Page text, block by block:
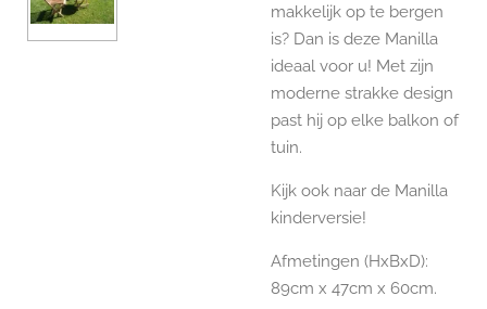
makkelijk op te bergen
is? Dan is deze Manilla
ideaal voor u! Met zijn
moderne strakke design
past hij op elke balkon of
tuin.
Kijk ook naar de Manilla
kinderversie!
Afmetingen (HxBxD):
89cm x 47cm x 60cm.